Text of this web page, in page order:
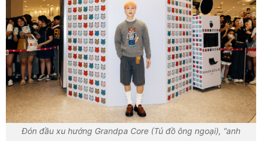
Đón đầu xu hướng Grandpa Core (Tủ đồ ông ngoại), “anh